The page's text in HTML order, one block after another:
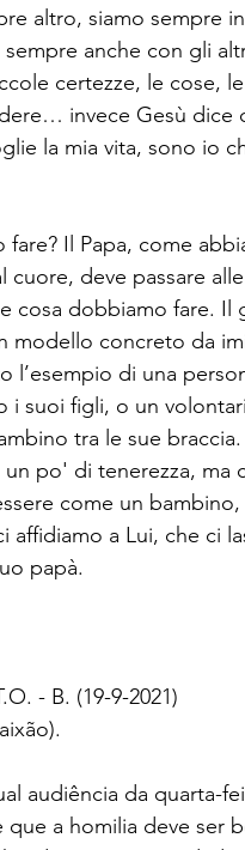
altro, siamo sempre
anche con gli
certezze, le cose,
invece Gesù dice
la mia vita, sono io
Il Papa, come
deve passare
cosa dobbiamo fare.
modello concreto da
l’esempio di una
i suoi figli, o un
tra le sue
po' di tenerezza, ma
come un
a Lui, che ci
papà.
- B. (19-9-2021)
audiência da quarta-
que a homilia deve ser